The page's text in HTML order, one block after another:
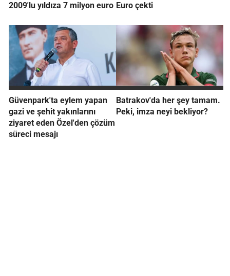
2009'lu yıldıza 7 milyon euro Euro çekti
Güvenpark'ta eylem yapan
gazi ve şehit yakınlarını
ziyaret eden Özel'den çözüm
süreci mesajı
Batrakov'da her şey tamam.
Peki, imza neyi bekliyor?